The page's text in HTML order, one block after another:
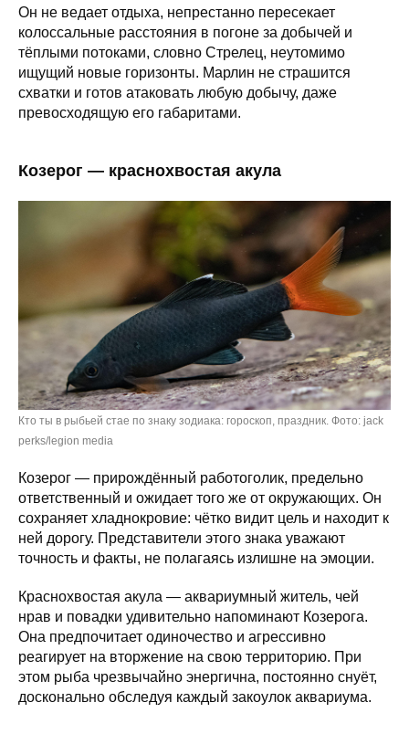
Он не ведает отдыха, непрестанно пересекает
колоссальные расстояния в погоне за добычей и
тёплыми потоками, словно Стрелец, неутомимо
ищущий новые горизонты. Марлин не страшится
схватки и готов атаковать любую добычу, даже
превосходящую его габаритами.
Козерог — краснохвостая акула
Кто ты в рыбьей стае по знаку зодиака: гороскоп, праздник. Фото: jack
perks/legion media
Козерог — прирождённый работоголик, предельно
ответственный и ожидает того же от окружающих. Он
сохраняет хладнокровие: чётко видит цель и находит к
ней дорогу. Представители этого знака уважают
точность и факты, не полагаясь излишне на эмоции.
Краснохвостая акула — аквариумный житель, чей
нрав и повадки удивительно напоминают Козерога.
Она предпочитает одиночество и агрессивно
реагирует на вторжение на свою территорию. При
этом рыба чрезвычайно энергична, постоянно снуёт,
досконально обследуя каждый закоулок аквариума.